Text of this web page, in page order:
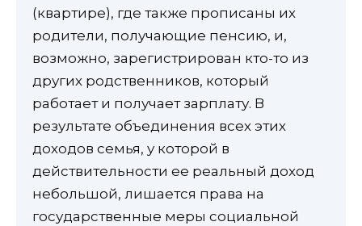
(квартире), где также прописаны их
родители, получающие пенсию, и,
возможно, зарегистрирован кто-то из
других родственников, который
работает и получает зарплату. В
результате объединения всех этих
доходов семья, у которой в
действительности ее реальный доход
небольшой, лишается права на
государственные меры социальной